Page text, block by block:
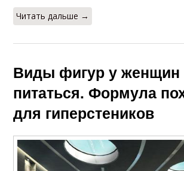
Читать дальше →
Виды фигур у женщин
питаться. Формула
для гиперстеников